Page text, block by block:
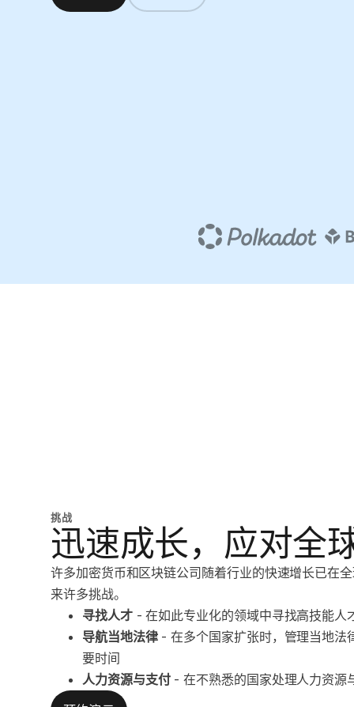
挑战
迅速成长，应对全
许多加密货币和区块链公司随着行业的快速增长已在
来许多挑战。
寻找人才 - 在如此专业化的领域中寻找高技能人
导航当地法律 - 在多个国家扩张时，管理当地法
要时间
人力资源与支付 - 在不熟悉的国家处理人力资源